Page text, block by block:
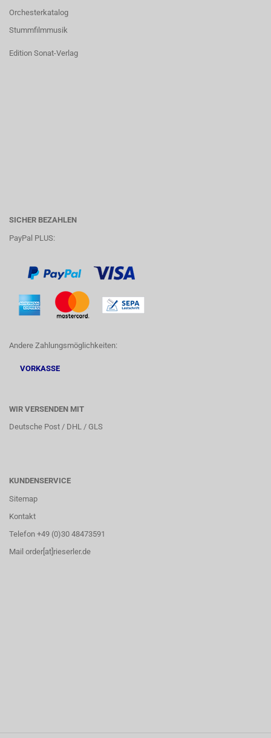
Orchesterkatalog
Stummfilmmusik
Edition Sonat-Verlag
SICHER BEZAHLEN
PayPal PLUS:
Andere Zahlungsmöglichkeiten:
VORKASSE
WIR VERSENDEN MIT
Deutsche Post / DHL / GLS
KUNDENSERVICE
Sitemap
Kontakt
Telefon +49 (0)30 48473591
Mail order[at]rieserler.de